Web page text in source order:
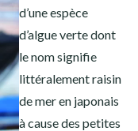
d’une espèce
d’algue verte dont
le nom signifie
littéralement raisin
de mer en japonais
à cause des petites